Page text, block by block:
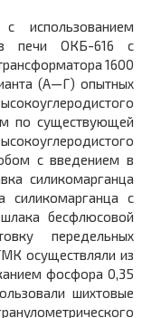
использованием
в печи ОКБ-616 с
1600
(А—Г) опытных
по существующей
с введением в
силикомарганца
с
бесфлюсовой
передельных
осуществляли из
фосфора 0,35
шихтовые